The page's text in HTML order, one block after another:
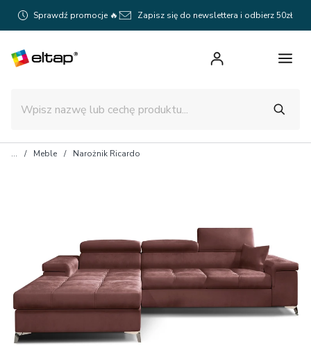
Sprawdź promocje 🔥 Zapisz się do newslettera i odbierz 50zł
Meble Narożnik Ricardo